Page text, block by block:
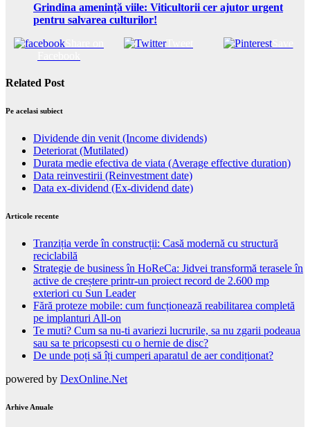
Grindina amenință viile: Viticultorii cer ajutor urgent
pentru salvarea culturilor!
Tweet Save
Related Post
Pe acelasi subiect
Dividende din venit (Income dividends)
Deteriorat (Mutilated)
Durata medie efectiva de viata (Average effective duration)
Data reinvestirii (Reinvestment date)
Data ex-dividend (Ex-dividend date)
Articole recente
Tranziția verde în construcții: Casă modernă cu structură
reciclabilă
Strategie de business în HoReCa: Jidvei transformă terasele în
active de creștere printr-un proiect record de 2.600 mp
exteriori cu Sun Leader
Fără proteze mobile: cum funcționează reabilitarea completă
pe implanturi All-on
Te muti? Cum sa nu-ti avariezi lucrurile, sa nu zgarii podeaua
sau sa te pricopsesti cu o hernie de disc?
De unde poți să îți cumperi aparatul de aer condiționat?
powered by DexOnline.Net
Arhive Anuale